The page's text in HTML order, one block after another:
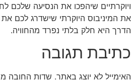
ויוקרתיים שיהפכו את הנסיעה שלכם
הדרך היא חלק בלתי נפרד מהחוויה.
כתיבת תגובה
האימייל לא יוצג באתר. שדות החובה